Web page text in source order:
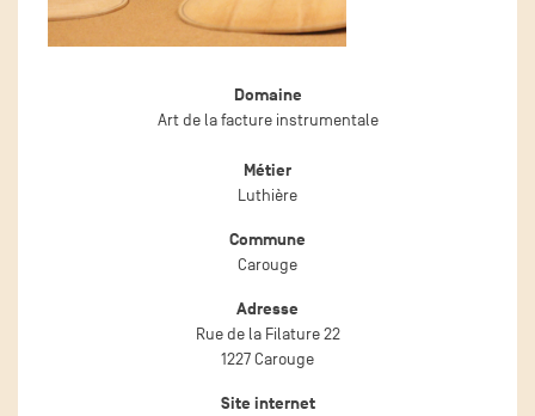
Domaine
Art de la facture instrumentale
Métier
Luthière
Commune
Carouge
Adresse
Rue de la Filature 22
1227 Carouge
Site internet